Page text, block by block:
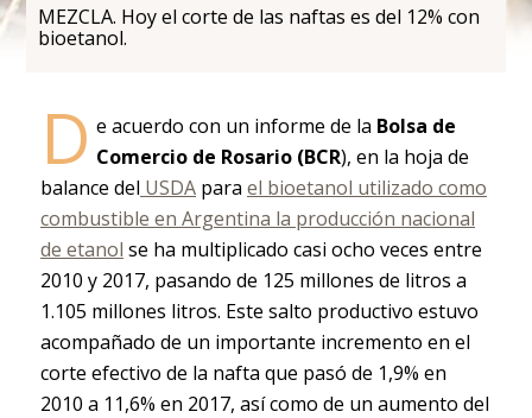
MEZCLA. Hoy el corte de las naftas es del 12% con
bioetanol.
D e acuerdo con un informe de la Bolsa de
Comercio de Rosario (BCR), en la hoja de
balance del USDApara el bioetanol utilizado como
combustible en Argentina la producción nacional
de etanol se ha multiplicado casi ocho veces entre
2010 y 2017, pasando de 125 millones de litros a
1.105 millones litros. Este salto productivo estuvo
acompañado de un importante incremento en el
corte efectivo de la nafta que pasó de 1,9% en
2010 a 11,6% en 2017, así como de un aumento del